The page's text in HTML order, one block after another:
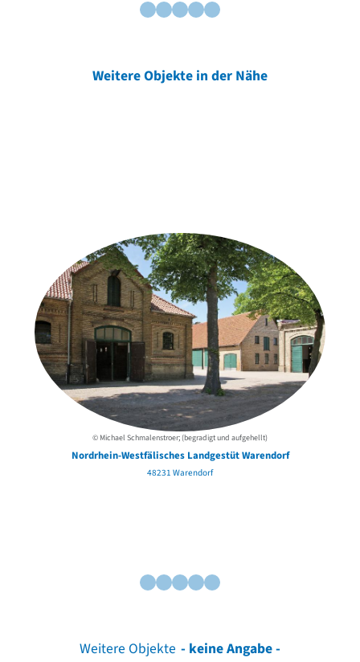
Weitere Objekte in der Nähe
© Michael Schmalenstroer; (begradigt und aufgehellt)
Nordrhein-Westfälisches Landgestüt Warendorf
48231 Warendorf
Weitere Objekte - keine Angabe -